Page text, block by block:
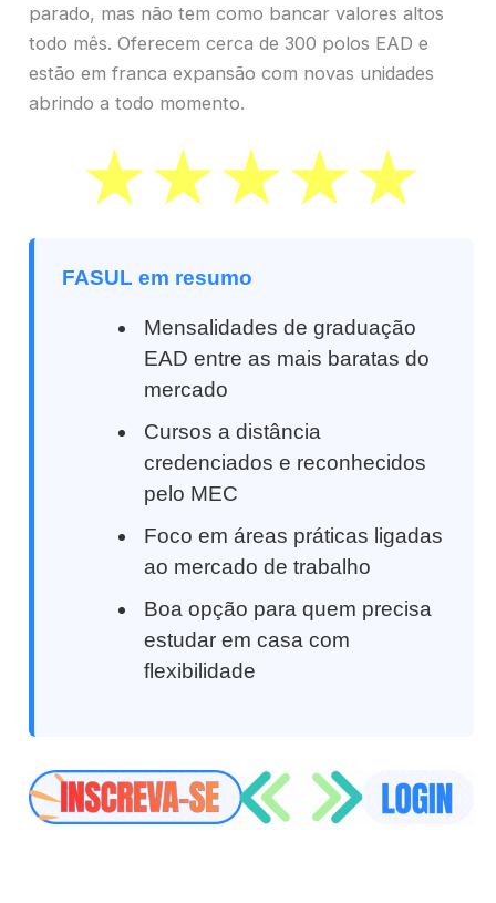
parado, mas não tem como bancar valores altos
todo mês. Oferecem cerca de 300 polos EAD e
estão em franca expansão com novas unidades
abrindo a todo momento.
FASUL em resumo
Mensalidades de graduação
EAD entre as mais baratas do
mercado
Cursos a distância
credenciados e reconhecidos
pelo MEC
Foco em áreas práticas ligadas
ao mercado de trabalho
Boa opção para quem precisa
estudar em casa com
flexibilidade